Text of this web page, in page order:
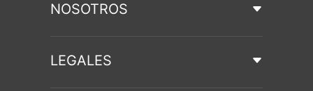
NOSOTROS
LEGALES